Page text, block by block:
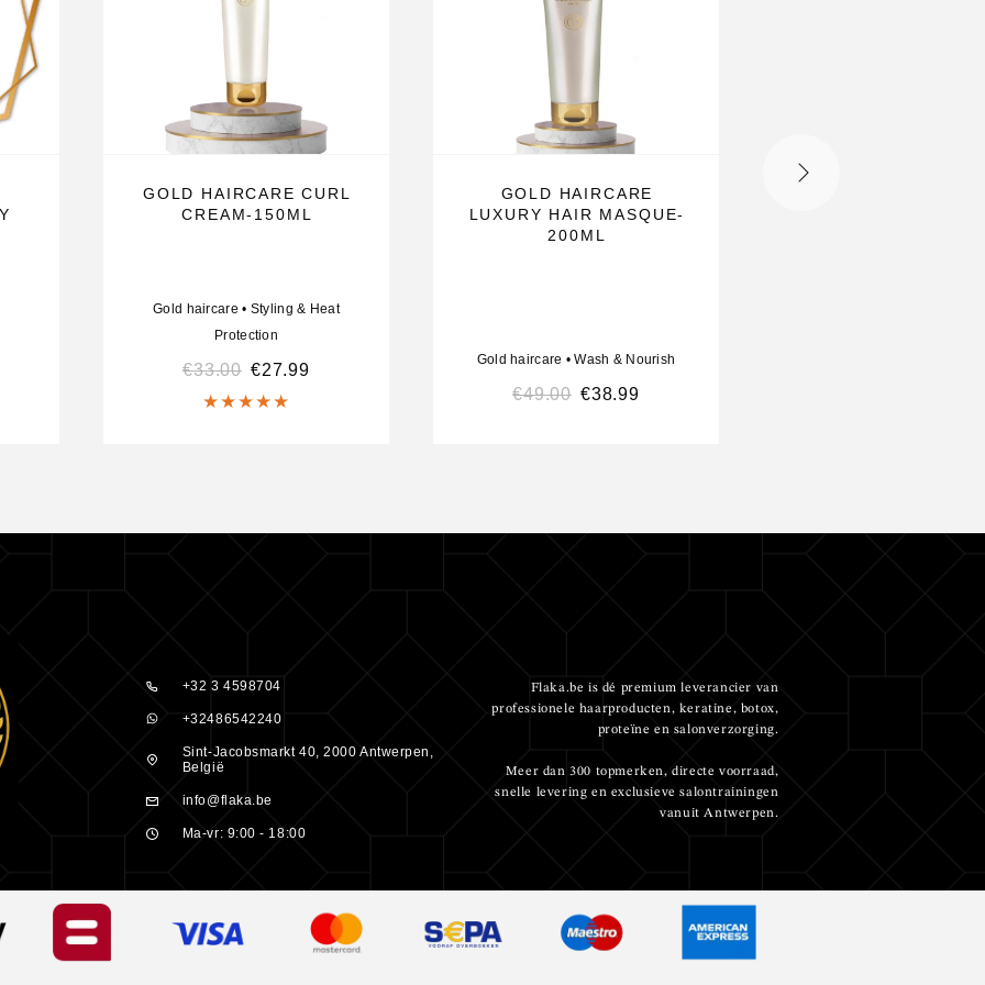
het product
een
GOLD HAIRCARE CURL
CREAM-150ML
Gold haircare • Styling & Heat
Protection
€33.00 €27.99
GOLD HAIRCARE
LUXURY HAIR MASQUE-
200ML
Gold haircare •Wash & Nourish
€49.00 €38.99
+32 3 4598704
+32486542240
Sint-Jacobsmarkt 40, 2000 Antwerpen,
België
info@flaka.be
Ma-vr: 9:00 - 18:00
Flaka.be is dé premium leverancier van
professionele haarproducten, keratine, botox,
proteïne en salonverzorging.
Meer dan 300 topmerken, directe voorraad,
snelle levering en exclusieve salontrainingen
vanuit Antwerpen.